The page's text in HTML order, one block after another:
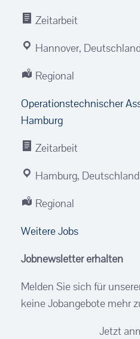
Zeitarbeit
Hannover,
Regional
Operationstechnischer
Hamburg
Zeitarbeit
Hamburg, Deutschland
Regional
Weitere Jobs
Jobnewsletter erhalten
Melden Sie sich für
keine Jobangebote mehr
Jetzt